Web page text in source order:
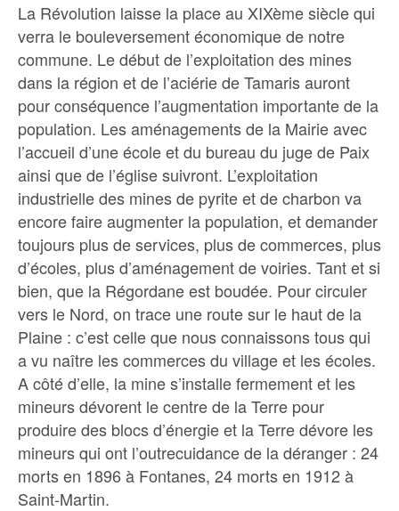
La Révolution laisse la place au XIXème siècle qui
verra le bouleversement économique de notre
commune. Le début de l’exploitation des mines
dans la région et de l’aciérie de Tamaris auront
pour conséquence l’augmentation importante de la
population. Les aménagements de la Mairie avec
l’accueil d’une école et du bureau du juge de Paix
ainsi que de l’église suivront. L’exploitation
industrielle des mines de pyrite et de charbon va
encore faire augmenter la population, et demander
toujours plus de services, plus de commerces, plus
d’écoles, plus d’aménagement de voiries. Tant et si
bien, que la Régordane est boudée. Pour circuler
vers le Nord, on trace une route sur le haut de la
Plaine : c’est celle que nous connaissons tous qui
a vu naître les commerces du village et les écoles.
A côté d’elle, la mine s’installe fermement et les
mineurs dévorent le centre de la Terre pour
produire des blocs d’énergie et la Terre dévore les
mineurs qui ont l’outrecuidance de la déranger : 24
morts en 1896 à Fontanes, 24 morts en 1912 à
Saint-Martin.